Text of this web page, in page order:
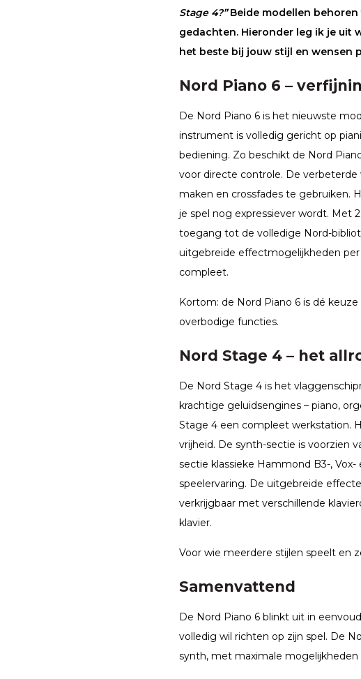
Stage 4?”Beide modellen
gedachten. Hieronder leg ik je uit
het beste bij jouw stijl en wensen
Nord Piano 6 –
De Nord Piano 6 is het nieuwste
instrument is volledig gericht op
bediening. Zo beschikt de Nord
voor directe controle. De
maken en crossfades te gebruiken.
je spel nog expressiever wordt. Met
toegang tot de volledige Nord-
uitgebreide effectmogelijkheden
compleet.
Kortom: de Nord Piano 6 is dé
overbodige functies.
Nord Stage 4 – het
De Nord Stage 4 is het
krachtige geluidsengines – piano,
Stage 4 een compleet werkstation.
vrijheid. De synth-sectie is voorzien
sectie klassieke Hammond B3-,
speelervaring. De uitgebreide
verkrijgbaar met verschillende
klavier.
Voor wie meerdere stijlen speelt en
Samenvattend
De Nord Piano 6 blinkt uit in
volledig wil richten op zijn spel. De
synth, met maximale